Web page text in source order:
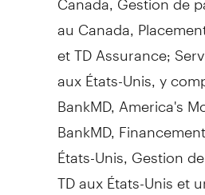
au Canada,
et TD Assurance;
aux États-Unis, y
BankMD, America's
BankMD,
États-Unis, Gestion
TD aux États-Unis et